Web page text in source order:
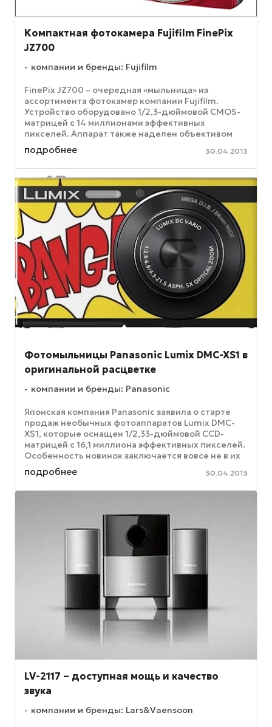
Компактная фотокамера Fujifilm FinePix
JZ700
компании и бренды: Fujifilm
FinePix JZ700 – очередная «мыльница» из
ассортимента фотокамер компании Fujifilm.
Устройство оборудовано 1/2,3-дюймовой CMOS-
матрицей с 14 миллионами эффективных
пикселей. Аппарат также наделен объективом
Fujinon с 8-кратным оптическим увеличителем, ...
подробнее 30.04.2013
Фотомыльницы Panasonic Lumix DMC-XS1 в
оригинальной расцветке
компании и бренды: Panasonic
Японская компания Panasonic заявила о старте
продаж необычных фотоаппаратов Lumix DMC-
XS1, которые оснащен 1/2,33-дюймовой CCD-
матрицей с 16,1 миллиона эффективных пикселей.
Особенность новинок заключается вовсе не в их
технических характеристиках, ...
подробнее 30.04.2013
LV-2117 – доступная мощь и качество
звука
компании и бренды: Lars&Vaensoon